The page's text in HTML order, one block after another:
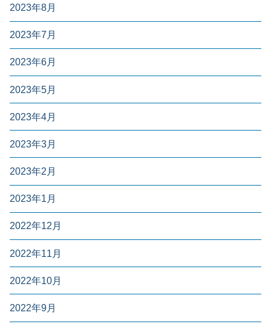
2023年8月
2023年7月
2023年6月
2023年5月
2023年4月
2023年3月
2023年2月
2023年1月
2022年12月
2022年11月
2022年10月
2022年9月